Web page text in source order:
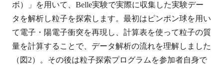
ボ）」を用いて、Belle実験で実際に収集した実験デー
タを解析し粒子を探索します。最初はピンポン球を用い
て電子・陽電子衝突を再現し、計算表を使って粒子の質
量を計算することで、データ解析の流れを理解しました
（図2）。その後は粒子探索プログラムを参加者自身で